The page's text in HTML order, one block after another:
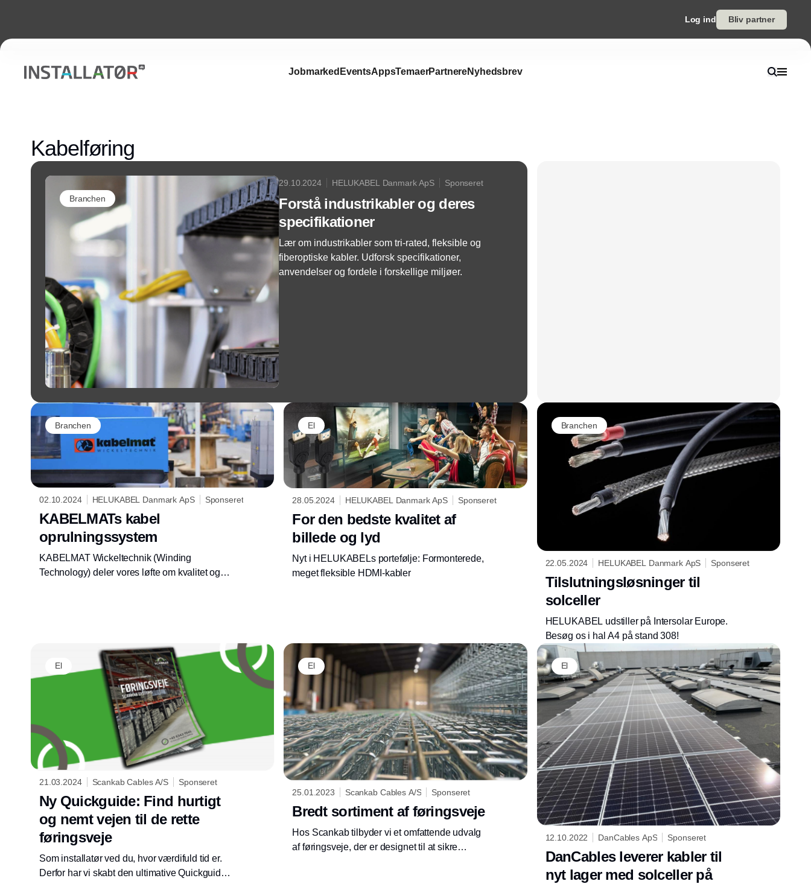
Log ind Bliv partner
Jobmarked EventsAppsTemaerPartnereNyhedsbrev
Kabelføring
Branchen
29.10.2024 HELUKABEL Danmark ApS Sponseret
Forstå industrikabler og deres
specifikationer
Lær om industrikabler som tri-rated, fleksible og
fiberoptiske kabler. Udforsk specifikationer,
anvendelser og fordele i forskellige miljøer.
Branchen
02.10.2024 HELUKABEL Danmark ApS Sponseret
KABELMATs kabel
oprulningssystem
KABELMAT Wickeltechnik (Winding
Technology) deler vores løfte om kvalitet og
El
28.05.2024 HELUKABEL Danmark ApS Sponseret
For den bedste kvalitet af
billede og lyd
Nyt i HELUKABELs portefølje: Formonterede,
meget fleksible HDMI-kabler
Branchen
22.05.2024 HELUKABEL Danmark ApS Sponseret
Tilslutningsløsninger til
solceller
HELUKABEL udstiller på Intersolar Europe.
Besøg os i hal A4 på stand 308!
Annonce
El
21.03.2024 Scankab Cables A/S Sponseret
Ny Quickguide: Find hurtigt
og nemt vejen til de rette
føringsveje
Som installatør ved du, hvor værdifuld tid er.
Derfor har vi skabt den ultimative Quickguide
El
25.01.2023 Scankab Cables A/S Sponseret
Bredt sortiment af føringsveje
Hos Scankab tilbyder vi et omfattende udvalg
af føringsveje, der er designet til at sikre
El
12.10.2022 DanCables ApS Sponseret
DanCables leverer kabler til
nyt lager med solceller på